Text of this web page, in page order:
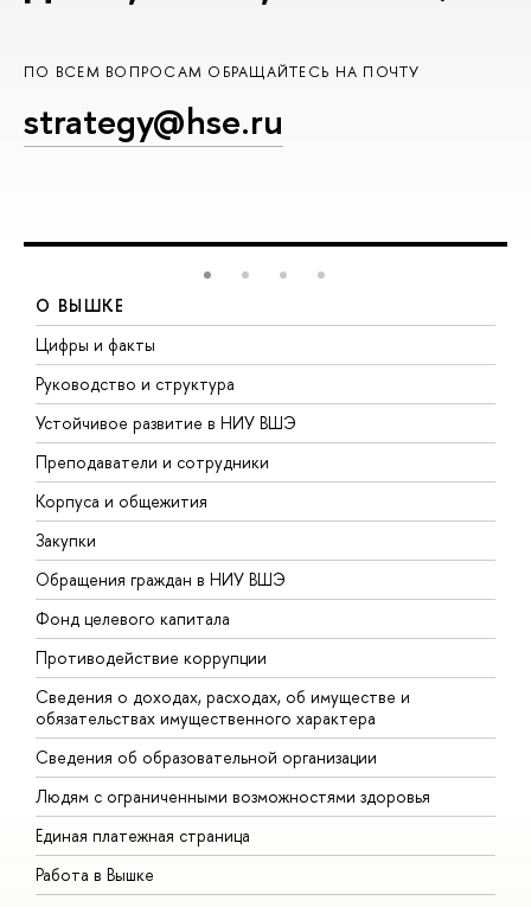
ПО ВСЕМ ВОПРОСАМ ОБРАЩАЙТЕСЬ НА ПОЧТУ
strategy@hse.ru
О ВЫШКЕ
Цифры и факты
Руководство и структура
Устойчивое развитие в НИУ ВШЭ
Преподаватели и сотрудники
Корпуса и общежития
Закупки
Обращения граждан в НИУ ВШЭ
Фонд целевого капитала
Противодействие коррупции
Сведения о доходах, расходах, об имуществе и
обязательствах имущественного характера
Сведения об образовательной организации
Людям с ограниченными возможностями здоровья
Единая платежная страница
Работа в Вышке